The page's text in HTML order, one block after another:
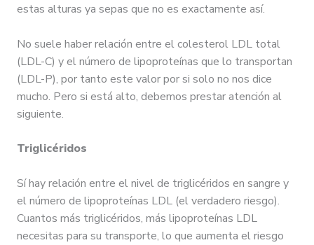
estas alturas ya sepas que no es exactamente así.
No suele haber relación entre el colesterol LDL total
(LDL-C) y el número de lipoproteínas que lo transportan
(LDL-P), por tanto este valor por si solo no nos dice
mucho. Pero si está alto, debemos prestar atención al
siguiente.
Triglicéridos
Sí hay relación entre el nivel de triglicéridos en sangre y
el número de lipoproteínas LDL (el verdadero riesgo).
Cuantos más triglicéridos, más lipoproteínas LDL
necesitas para su transporte, lo que aumenta el riesgo